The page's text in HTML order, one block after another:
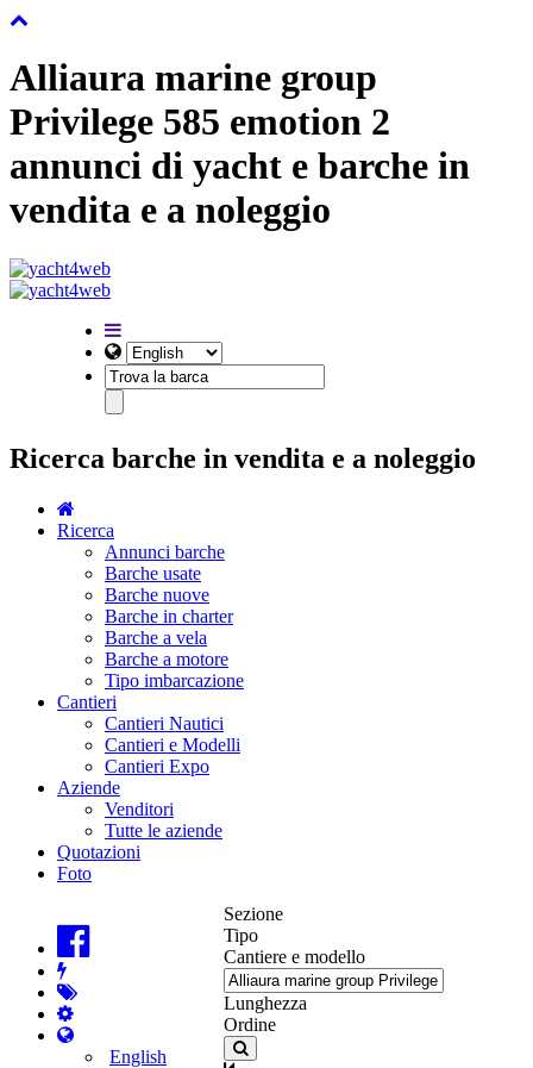
Alliaura marine group
Privilege 585 emotion 2
annunci di yacht e barche in
vendita e a noleggio
Ricerca barche in vendita e a noleggio
Ricerca
Annunci barche
Barche usate
Barche nuove
Barche in charter
Barche a vela
Barche a motore
Tipo imbarcazione
Cantieri
Cantieri Nautici
Cantieri e Modelli
Cantieri Expo
Aziende
Venditori
Tutte le aziende
Quotazioni
Foto
English
Sezione
Tipo
Cantiere e modello
Lunghezza
Ordine